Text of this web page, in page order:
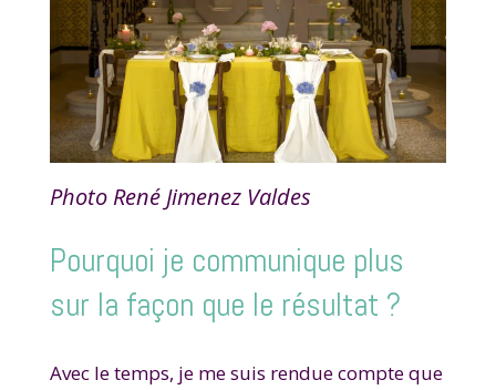
Photo René Jimenez Valdes
Pourquoi je communique plus
sur la façon que le résultat ?
Avec le temps, je me suis rendue compte que